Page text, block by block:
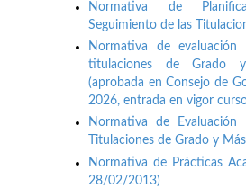
Normativa de
Seguimiento de las
Normativa de
titulaciones de Grado
(aprobada en Consejo de
2026, entrada en vigor
Normativa de
Titulaciones de Grado y
Normativa de Prácticas
28/02/2013)